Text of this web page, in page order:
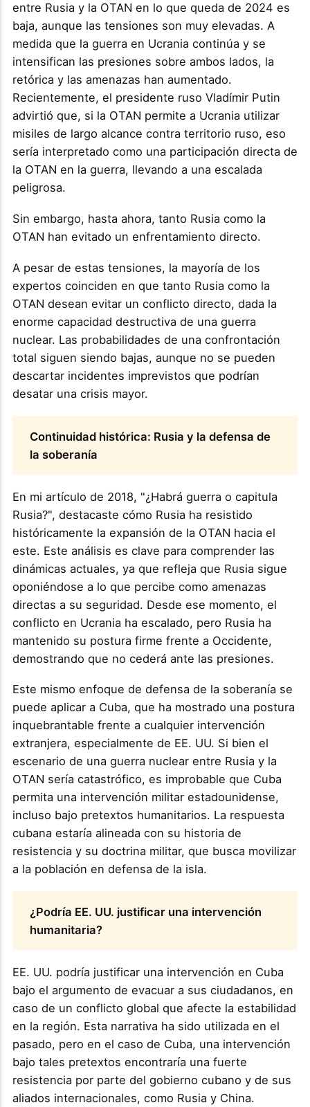
entre Rusia y la OTAN en lo que queda de 2024 es
baja, aunque las tensiones son muy elevadas. A
medida que la guerra en Ucrania continúa y se
intensifican las presiones sobre ambos lados, la
retórica y las amenazas han aumentado.
Recientemente, el presidente ruso Vladímir Putin
advirtió que, si la OTAN permite a Ucrania utilizar
misiles de largo alcance contra territorio ruso, eso
sería interpretado como una participación directa de
la OTAN en la guerra, llevando a una escalada
peligrosa​.
Sin embargo, hasta ahora, tanto Rusia como la
OTAN han evitado un enfrentamiento directo.
A pesar de estas tensiones, la mayoría de los
expertos coinciden en que tanto Rusia como la
OTAN desean evitar un conflicto directo, dada la
enorme capacidad destructiva de una guerra
nuclear. Las probabilidades de una confrontación
total siguen siendo bajas, aunque no se pueden
descartar incidentes imprevistos que podrían
desatar una crisis mayor​.
Continuidad histórica: Rusia y la defensa de
la soberanía
En mi artículo de 2018, "¿Habrá guerra o capitula
Rusia?", destacaste cómo Rusia ha resistido
históricamente la expansión de la OTAN hacia el
este. Este análisis es clave para comprender las
dinámicas actuales, ya que refleja que Rusia sigue
oponiéndose a lo que percibe como amenazas
directas a su seguridad. Desde ese momento, el
conflicto en Ucrania ha escalado, pero Rusia ha
mantenido su postura firme frente a Occidente,
demostrando que no cederá ante las presiones.
Este mismo enfoque de defensa de la soberanía se
puede aplicar a Cuba, que ha mostrado una postura
inquebrantable frente a cualquier intervención
extranjera, especialmente de EE. UU. Si bien el
escenario de una guerra nuclear entre Rusia y la
OTAN sería catastrófico, es improbable que Cuba
permita una intervención militar estadounidense,
incluso bajo pretextos humanitarios. La respuesta
cubana estaría alineada con su historia de
resistencia y su doctrina militar, que busca movilizar
a la población en defensa de la isla.
¿Podría EE. UU. justificar una intervención
humanitaria?
EE. UU. podría justificar una intervención en Cuba
bajo el argumento de evacuar a sus ciudadanos, en
caso de un conflicto global que afecte la estabilidad
en la región. Esta narrativa ha sido utilizada en el
pasado, pero en el caso de Cuba, una intervención
bajo tales pretextos encontraría una fuerte
resistencia por parte del gobierno cubano y de sus
aliados internacionales, como Rusia y China.